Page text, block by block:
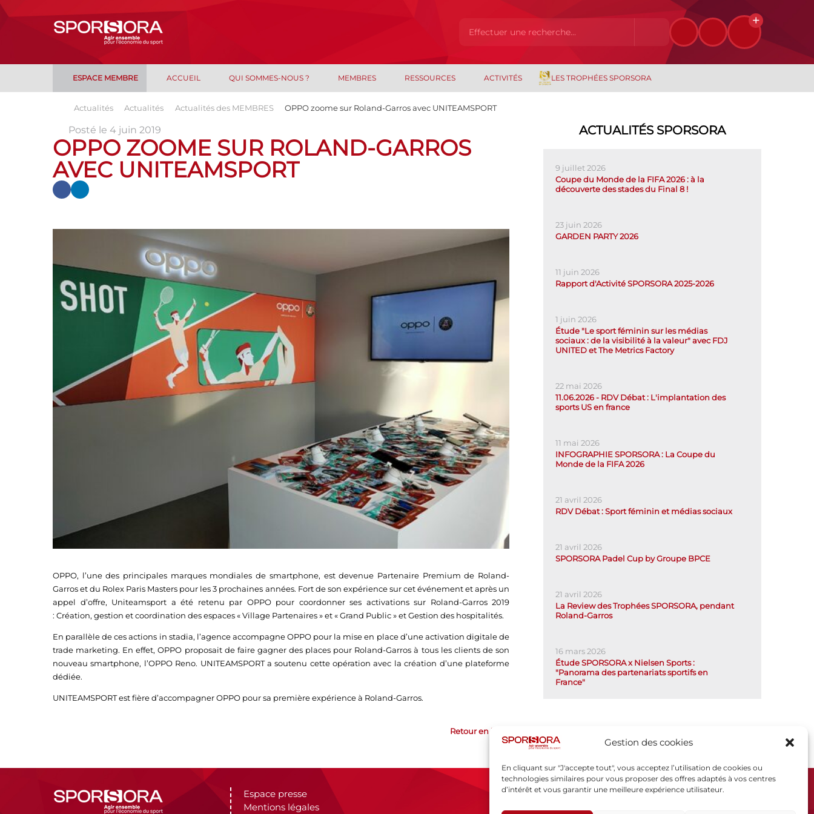
Gestion des cookies
En cliquant sur "J'accepte tout", vous acceptez l’utilisation de cookies ou
technologies similaires pour vous proposer des offres adaptés à vos centres
d’intérêt et vous garantir une meilleure expérience utilisateur.
ESPACE MEMBRE ACCUEIL QUI SOMMES-NOUS ? MEMBRES RESSOURCES ACTIVITÉS LES TROPHÉES SPORSORA
Actualités Actualités Actualités des MEMBRES OPPO zoome sur Roland-Garros avec UNITEAMSPORT
Posté le 4 juin 2019
OPPO ZOOME SUR ROLAND-GARROS
AVEC UNITEAMSPORT
OPPO, l’une des principales marques mondiales de smartphone, est devenue Partenaire Premium de Roland-
Garros et du Rolex Paris Masters pour les 3 prochaines années. Fort de son expérience sur cet événement et après un
appel d’offre, Uniteamsport a été retenu par OPPO pour coordonner ses activations sur Roland-Garros 2019
: Création, gestion et coordination des espaces « Village Partenaires » et « Grand Public » et Gestion des hospitalités.
En parallèle de ces actions in stadia, l’agence accompagne OPPO pour la mise en place d’une activation digitale de
trade marketing. En effet, OPPO proposait de faire gagner des places pour Roland-Garros à tous les clients de son
nouveau smartphone, l’OPPO Reno. UNITEAMSPORT a soutenu cette opération avec la création d’une plateforme
dédiée.
UNITEAMSPORT est fière d’accompagner OPPO pour sa première expérience à Roland-Garros.
Retour en haut
ACTUALITÉS SPORSORA
9 juillet 2026
Coupe du Monde de la FIFA 2026 : à la
découverte des stades du Final 8 !
23 juin 2026
GARDEN PARTY 2026
11 juin 2026
Rapport d'Activité SPORSORA 2025-2026
1 juin 2026
Étude "Le sport féminin sur les médias
sociaux : de la visibilité à la valeur" avec FDJ
UNITED et The Metrics Factory
22 mai 2026
11.06.2026 - RDV Débat : L'implantation des
sports US en france
11 mai 2026
INFOGRAPHIE SPORSORA : La Coupe du
Monde de la FIFA 2026
21 avril 2026
RDV Débat : Sport féminin et médias sociaux
21 avril 2026
SPORSORA Padel Cup by Groupe BPCE
21 avril 2026
La Review des Trophées SPORSORA, pendant
Roland-Garros
16 mars 2026
Étude SPORSORA x Nielsen Sports :
"Panorama des partenariats sportifs en
France"
Espace presse
Mentions légales
SPORSORA